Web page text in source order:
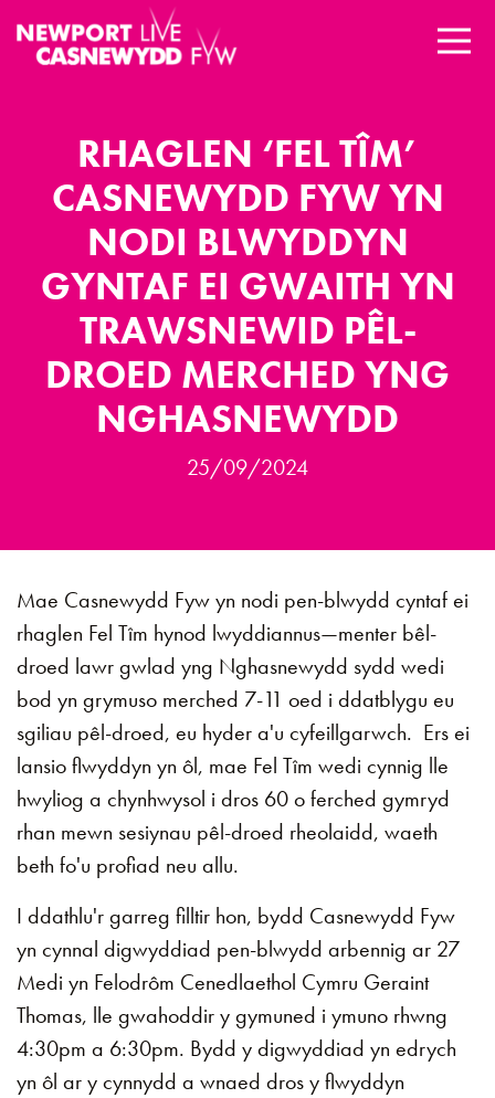
RHAGLEN ‘FEL TÎM’
CASNEWYDD FYW YN
NODI BLWYDDYN
GYNTAF EI GWAITH YN
TRAWSNEWID PÊL-
DROED MERCHED YNG
NGHASNEWYDD
25/09/2024
Mae Casnewydd Fyw yn nodi pen-blwydd cyntaf ei
rhaglen Fel Tîm hynod lwyddiannus—menter bêl-
droed lawr gwlad yng Nghasnewydd sydd wedi
bod yn grymuso merched 7-11 oed i ddatblygu eu
sgiliau pêl-droed, eu hyder a'u cyfeillgarwch. Ers ei
lansio flwyddyn yn ôl, mae Fel Tîm wedi cynnig lle
hwyliog a chynhwysol i dros 60 o ferched gymryd
rhan mewn sesiynau pêl-droed rheolaidd, waeth
beth fo'u profiad neu allu.
I ddathlu'r garreg filltir hon, bydd Casnewydd Fyw
yn cynnal digwyddiad pen-blwydd arbennig ar 27
Medi yn Felodrôm Cenedlaethol Cymru Geraint
Thomas, lle gwahoddir y gymuned i ymuno rhwng
4:30pm a 6:30pm. Bydd y digwyddiad yn edrych
yn ôl ar y cynnydd a wnaed dros y flwyddyn